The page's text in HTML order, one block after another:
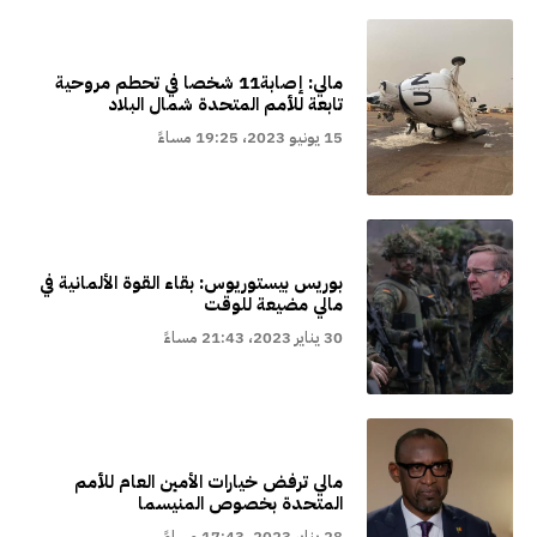
مالي: إصابة11 شخصا في تحطم مروحية
تابعة للأمم المتحدة شمال البلاد
15 يونيو 2023، 19:25 مساءً
بوريس بيستوريوس: بقاء القوة الألمانية في
مالي مضيعة للوقت
30 يناير 2023، 21:43 مساءً
مالي ترفض خيارات الأمين العام للأمم
المتحدة بخصوص المنيسما